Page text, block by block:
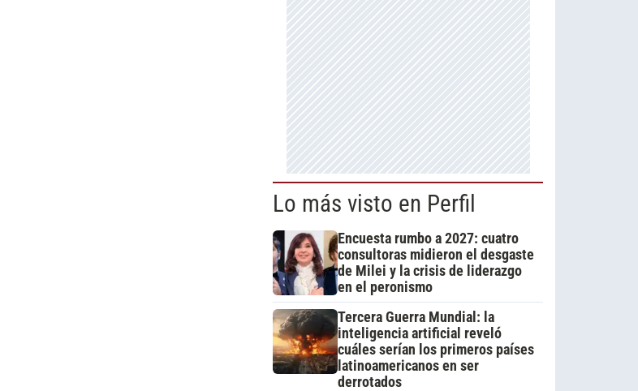
Lo más visto en Perfil
Encuesta rumbo a 2027: cuatro
consultoras midieron el desgaste
de Milei y la crisis de liderazgo
en el peronismo
Tercera Guerra Mundial: la
inteligencia artificial reveló
cuáles serían los primeros países
latinoamericanos en ser
derrotados